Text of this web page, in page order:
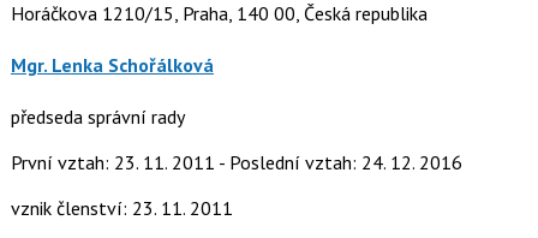
Horáčkova 1210/15, Praha, 140 00, Česká republika
Mgr. Lenka Schořálková
předseda správní rady
První vztah: 23. 11. 2011 - Poslední vztah: 24. 12. 2016
vznik členství: 23. 11. 2011